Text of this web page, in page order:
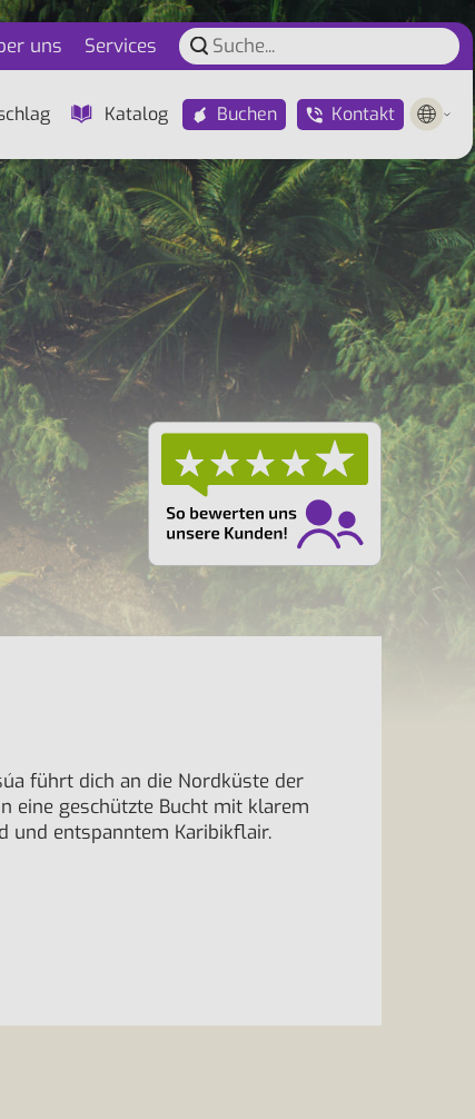
uns Services
Katalog Buchen Kontakt
führt dich an die Nordküste der
eine geschützte Bucht mit klarem
und entspanntem Karibikflair.